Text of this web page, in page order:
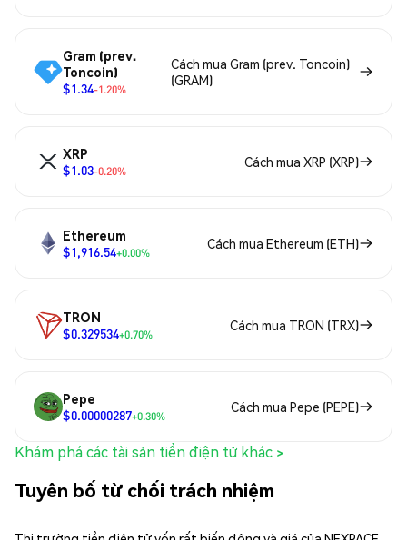
Gram (prev.
Toncoin)
$1.34-1.20%
Cách mua Gram (prev. Toncoin)
(GRAM)
XRP
$1.03-0.20%
Cách mua XRP (XRP)
Ethereum
$1,916.54+0.00%
Cách mua Ethereum (ETH)
TRON
$0.329534+0.70%
Cách mua TRON (TRX)
Pepe
$0.00000287+0.30%
Cách mua Pepe (PEPE)
Khám phá các tài sản tiền điện tử khác >
Tuyên bố từ chối trách nhiệm